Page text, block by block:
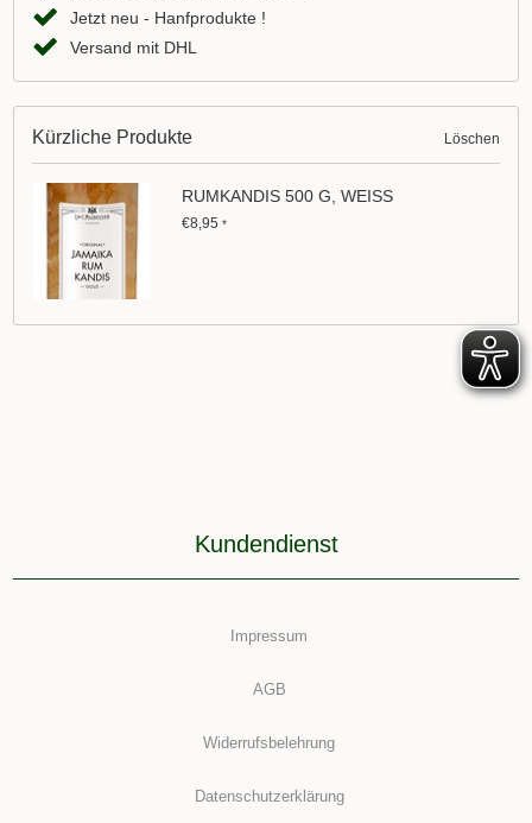
Jetzt neu - Hanfprodukte !
Versand mit DHL
Kürzliche Produkte Löschen
RUMKANDIS 500 G, WEISS
€8,95*
Kundendienst
Impressum
AGB
Widerrufsbelehrung
Datenschutzerklärung